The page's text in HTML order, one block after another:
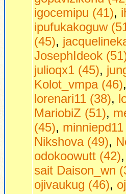
igocemipu (41),
ipufukakoguw
(45),
JosephIdeok
julioqx1 (45),
Kolot_vmpa (46),
lorenari11 (38),
MariobiZ (51),
(45),
Nikshova (49),
odokoowutt (42),
sait Daison_wn
ojivaukug (46),